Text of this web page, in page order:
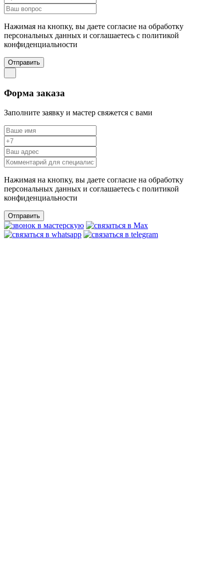
Нажимая на кнопку, вы даете согласие на обработку
персональных данных и соглашаетесь c политикой
конфиденциальности
Отправить
Форма заказа
Заполните заявку и мастер свяжется с вами
Нажимая на кнопку, вы даете согласие на обработку
персональных данных и соглашаетесь c политикой
конфиденциальности
Отправить